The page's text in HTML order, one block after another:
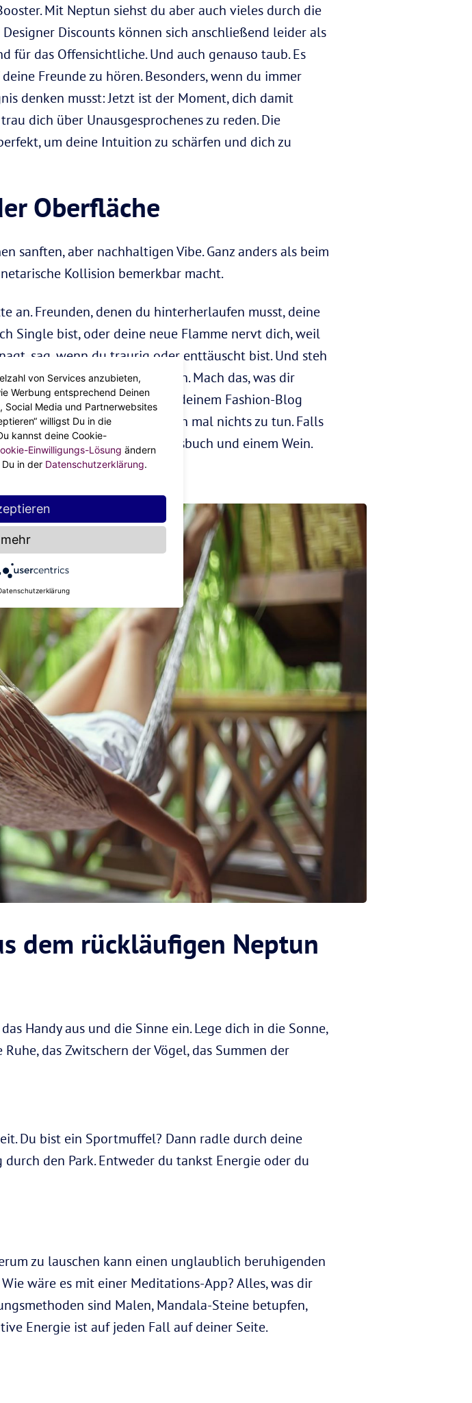
Mit Neptun siehst du aber auch vieles durch die
Discounts können sich anschließend leider als
das Offensichtliche. Und auch genauso taub. Es
Freunde zu hören. Besonders, wenn du immer
denken musst: Jetzt ist der Moment, dich damit
dich über Unausgesprochenes zu reden. Die
um deine Intuition zu schärfen und dich zu
Oberfläche
sanften, aber nachhaltigen Vibe. Ganz anders als beim
Kollision bemerkbar macht.
an. Freunden, denen du hinterherlaufen musst, deine
Single bist, oder deine neue Flamme nervt dich, weil
sag, wenn du traurig oder enttäuscht bist. Und steh
allem, vertraue deiner Intuition. Mach das, was dir
in den Garten, arbeite an deinem Fashion-Blog
aufzuhören! Oder auch mal nichts zu tun. Falls
mit deinem Lieblingsbuch und einem Wein.
dir am besten gefällt.
dem rückläufigen Neptun
Handy aus und die Sinne ein. Lege dich in die Sonne,
das Zwitschern der Vögel, das Summen der
Du bist ein Sportmuffel? Dann radle durch deine
den Park. Entweder du tankst Energie oder du
zu lauschen kann einen unglaublich beruhigenden
wäre es mit einer Meditations-App? Alles, was dir
sind Malen, Mandala-Steine betupfen,
Energie ist auf jeden Fall auf deiner Seite.
von Services anzubieten,
Werbung entsprechend Deinen
Social Media und Partnerwebsites
willigst Du in die
kannst deine Cookie-
Einwilligungs-Lösung ändern
in der Datenschutzerklärung.
mehr